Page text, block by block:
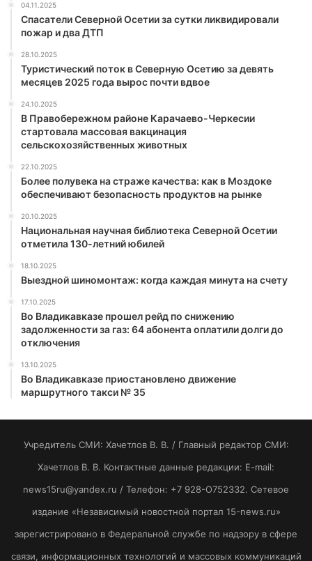
04.11.2025
Спасатели Северной Осетии за сутки ликвидировали
пожар и два ДТП
28.10.2025
Туристический поток в Северную Осетию за девять
месяцев 2025 года вырос почти вдвое
24.10.2025
В Правобережном районе Карачаево-Черкесии
стартовала массовая вакцинация
сельскохозяйственных животных
22.10.2025
Более полувека на страже качества: как в Моздоке
обеспечивают безопасность продуктов на рынке
20.10.2025
Национальная научная библиотека Северной Осетии
отметила 130-летний юбилей
18.10.2025
Выездной шиномонтаж: когда каждая минута на счету
17.10.2025
Во Владикавказе прошел рейд по снижению
задолженности за газ: 64 абонента оплатили долги до
отключения
13.10.2025
Во Владикавказе приостановлено движение
маршрутного такси № 35
Учредитель СМИ: Хaчeтлoв B. B. / Главный редактор СМИ:
Хaчeтлoв B. B. Контактные данные редакции: E-mail:
news15ru@yandex.ru / Телефон: +7 928-O752332. Сетевое
издание «Независимый новостной портал 15-news.ru»
зарегистрировано в Федеральной службе по надзору в сфере
связи, информационных технологий и массовых коммуникаций